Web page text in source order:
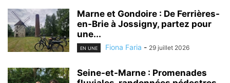
Marne et Gondoire : De Ferrières-
en-Brie à Jossigny, partez pour
une...
EN UNE Fiona Faria - 29 juillet 2026
Seine-et-Marne : Promenades